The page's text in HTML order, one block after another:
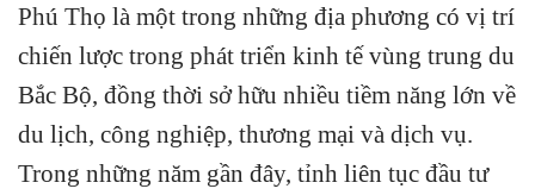
Phú Thọ là một trong những địa phương có vị trí
chiến lược trong phát triển kinh tế vùng trung du
Bắc Bộ, đồng thời sở hữu nhiều tiềm năng lớn về
du lịch, công nghiệp, thương mại và dịch vụ.
Trong những năm gần đây, tỉnh liên tục đầu tư